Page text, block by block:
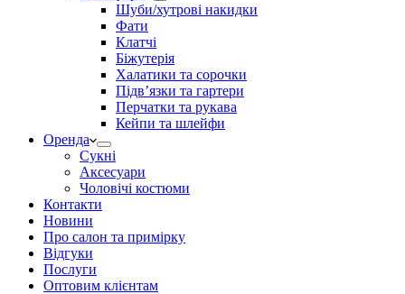
Шуби/хутрові накидки
Фати
Клатчі
Біжутерія
Халатики та сорочки
Підвʼязки та гартери
Перчатки та рукава
Кейпи та шлейфи
Оренда
Сукні
Аксесуари
Чоловічі костюми
Контакти
Новини
Про салон та примірку
Відгуки
Послуги
Оптовим клієнтам